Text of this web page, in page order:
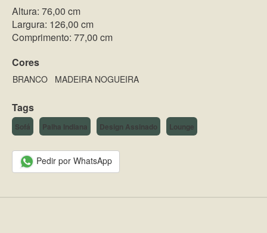
Altura: 76,00 cm
Largura: 126,00 cm
Comprimento: 77,00 cm
Cores
BRANCO MADEIRA NOGUEIRA
Tags
Sofá Palha Indiana Design Assinado Lounge
Pedir por WhatsApp